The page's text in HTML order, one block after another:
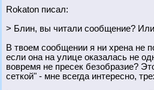
Rokaton писал:
> Блин, вы читали сообщение?
В твоем сообщении я ни хрена не
если она на улице оказалась не
вовремя не пресек безобразие?
сеткой" - мне всегда интересно,